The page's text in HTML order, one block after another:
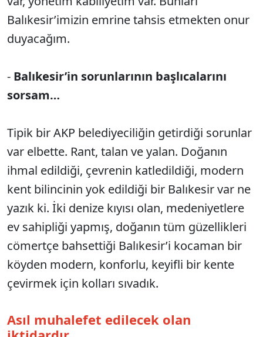
Balıkesir’imizin emrine tahsis etmekten onur
duyacağım.
- Balıkesir’in sorunlarının başlıcalarını
sorsam…
Tipik bir AKP belediyeciliğin getirdiği sorunlar
var elbette. Rant, talan ve yalan. Doğanın
ihmal edildiği, çevrenin katledildiği, modern
kent bilincinin yok edildiği bir Balıkesir var ne
yazık ki. İki denize kıyısı olan, medeniyetlere
ev sahipliği yapmış, doğanın tüm güzellikleri
cömertçe bahsettiği Balıkesir’i kocaman bir
köyden modern, konforlu, keyifli bir kente
çevirmek için kolları sıvadık.
Asıl muhalefet edilecek olan